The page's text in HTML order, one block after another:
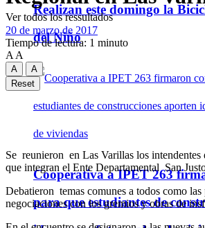
Realizan este domingo la
del Niño
Cooperativa a IPET 263
para que estudiantes de
Ver todos los ressultados
20 de marzo de 2017
Tiempo de lectura: 1 minuto
A A
A
A
Reset
Se reunieron en Las Varillas los intendentes
que integran el Ente Departamental San
Debatieron temas comunes a todos como las
negociaciones con los gremios y obras de